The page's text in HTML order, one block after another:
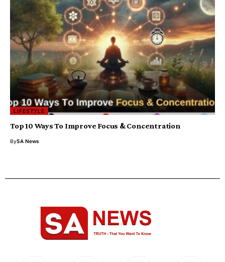
LIFESTYLE
Top 10 Ways To Improve Focus & Concentration
BySA News